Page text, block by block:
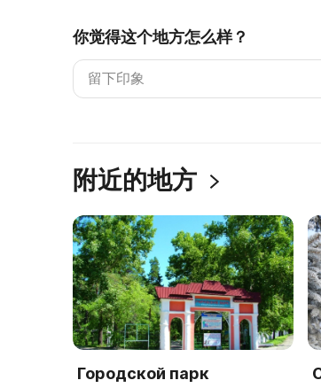
你觉得这个地方怎么样？
附近的地方
Городской парк